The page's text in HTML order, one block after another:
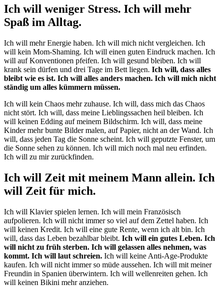
Ich will weniger Stress. Ich will mehr
Spaß im Alltag.
Ich will mehr Energie haben. Ich will mich nicht vergleichen. Ich
will kein Mom-Shaming. Ich will einen guten Eindruck machen. Ich
will auf Konventionen pfeifen. Ich will gesund bleiben. Ich will
krank sein dürfen und drei Tage im Bett liegen. Ich will, dass alles
bleibt wie es ist. Ich will alles anders machen. Ich will mich nicht
ständig um alles kümmern müssen.
Ich will kein Chaos mehr zuhause. Ich will, dass mich das Chaos
nicht stört. Ich will, dass meine Lieblingssachen heil bleiben. Ich
will keinen Edding auf meinem Bildschirm. Ich will, dass meine
Kinder mehr bunte Bilder malen, auf Papier, nicht an der Wand. Ich
will, dass jeden Tag die Sonne scheint. Ich will geputzte Fenster, um
die Sonne sehen zu können. Ich will mich noch mal neu erfinden.
Ich will zu mir zurückfinden.
Ich will Zeit mit meinem Mann allein. Ich
will Zeit für mich.
Ich will Klavier spielen lernen. Ich will mein Französisch
aufpolieren. Ich will nicht immer so viel auf dem Zettel haben. Ich
will keinen Kredit. Ich will eine gute Rente, wenn ich alt bin. Ich
will, dass das Leben bezahlbar bleibt. Ich will ein gutes Leben. Ich
will nicht zu früh sterben. Ich will gelassen alles nehmen, was
kommt. Ich will laut schreien. Ich will keine Anti-Age-Produkte
kaufen. Ich will nicht immer so müde aussehen. Ich will mit meiner
Freundin in Spanien überwintern. Ich will wellenreiten gehen. Ich
will keinen Bikini mehr anziehen.